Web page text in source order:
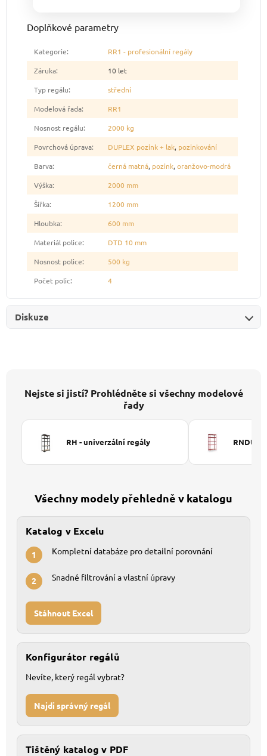
Doplňkové parametry
Kategorie:
RR1 - profesionální regály
Záruka:
10 let
Typ regálu:
střední
Modelová řada:
RR1
Nosnost regálu:
2000 kg
Povrchová úprava: DUPLEX pozink + lak, pozinkování
Barva: černá matná, pozink, oranžovo-modrá
Výška:
2000 mm
Šířka:
1200 mm
Hloubka:
600 mm
Materiál police:
DTD 10 mm
Nosnost police:
500 kg
Počet polic: 4
Diskuze
Nejste si jistí? Prohlédněte si všechny modelové
řady
RH - univerzální regály RNDU-
Všechny modely přehledně v katalogu
Katalog v Excelu
1 Kompletní databáze pro detailní porovnání
2 Snadné filtrování a vlastní úpravy
Stáhnout Excel
Konfigurátor regálů
Nevíte, který regál vybrat?
Najdi správný regál
Tištěný katalog v PDF